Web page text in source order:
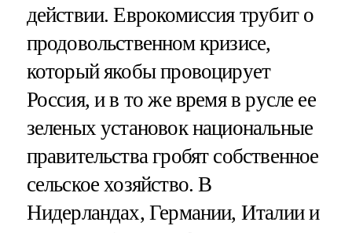
действии. Еврокомиссия трубит о
продовольственном кризисе,
который якобы провоцирует
Россия, и в то же время в русле ее
зеленых установок национальные
правительства гробят собственное
сельское хозяйство. В
Нидерландах, Германии, Италии и